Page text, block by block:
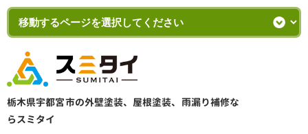
栃木県宇都宮市の外壁塗装、屋根塗装、雨漏り補修な
らスミタイ